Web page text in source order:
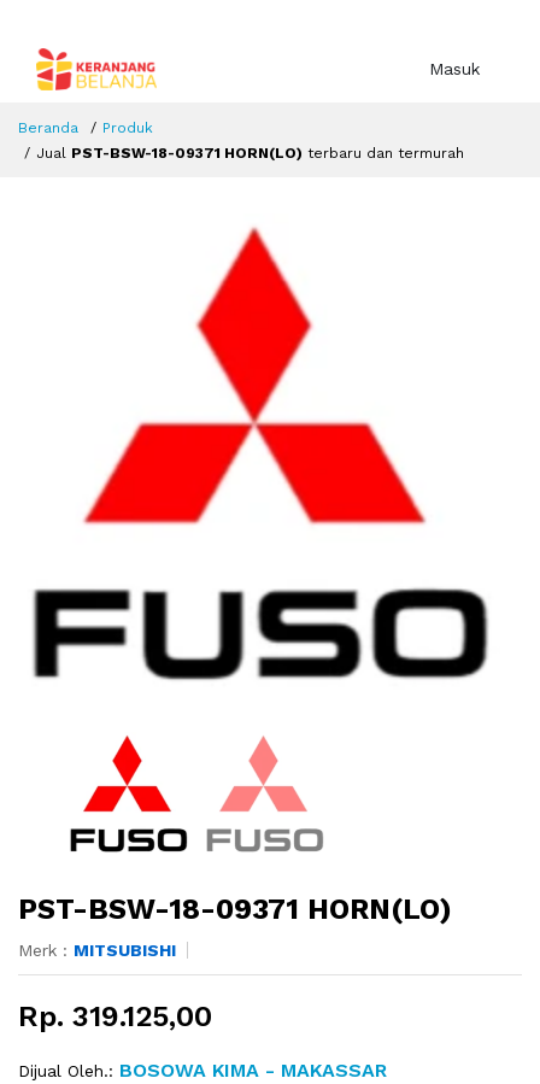
Masuk
Beranda
Produk
Jual PST-BSW-18-09371 HORN(LO) terbaru dan termurah
PST-BSW-18-09371 HORN(LO)
Merk : MITSUBISHI
Rp. 319.125,00
Dijual Oleh.: BOSOWA KIMA - MAKASSAR